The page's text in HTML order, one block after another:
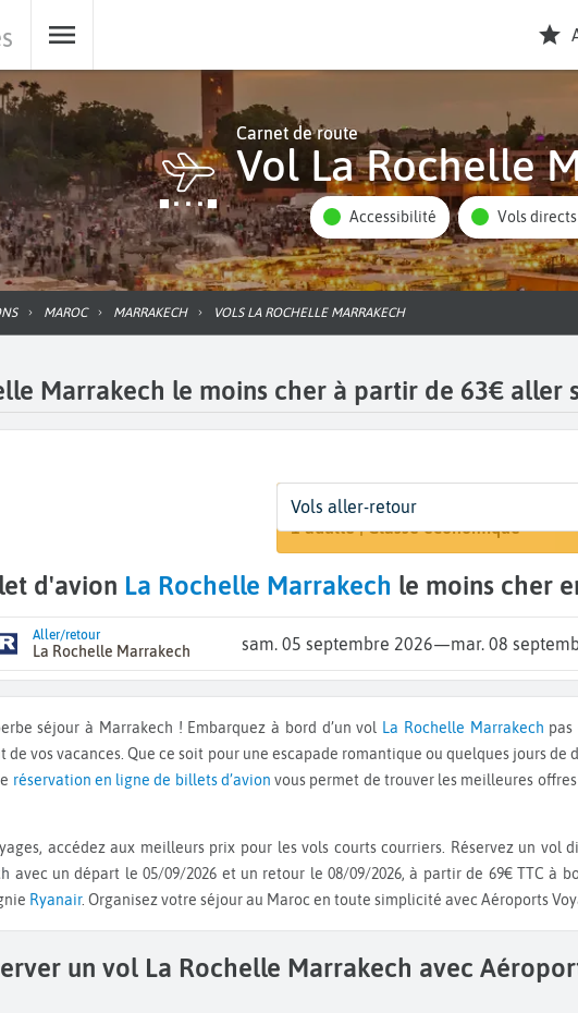
Carnet de route
Vol La Rochelle
Accessibilité Vols
MAROC MARRAKECH VOLS LA ROCHELLE MARRAKECH
Marrakech le moins cher à partir de 63€ aller
Départ
La Rochelle (LRH)
Dates
Dates de votre voyage
Voyageurs | Classe
1 adulte | Classe économique
Vols aller-retour
d'avion La Rochelle Marrakech le moins cher
Aller/retour
La Rochelle Marrakech sam. 05 septembre 2026—mar. 08
séjour à Marrakech ! Embarquez à bord d’un vol La Rochelle Marrakech pas
vos vacances. Que ce soit pour une escapade romantique ou quelques jours de
réservation en ligne de billets d’avion vous permet de trouver les meilleures
accédez aux meilleurs prix pour les vols courts courriers. Réservez un vol
avec un départ le 05/09/2026 et un retour le 08/09/2026, à partir de 69€ TTC à
Ryanair. Organisez votre séjour au Maroc en toute simplicité avec Aéroports
un vol La Rochelle Marrakech avec